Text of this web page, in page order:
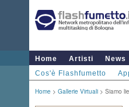
Home Artisti News
Cos'è Flashfumetto
Home > Gallerie Virtuali > Siamo